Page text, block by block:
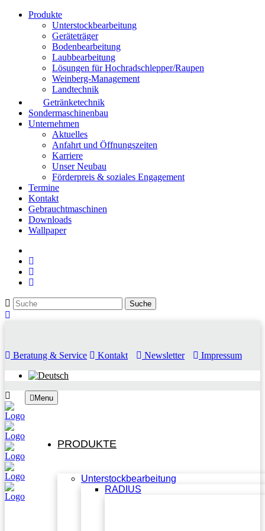
Produkte
Unterstockbearbeitung
Geräteträger
Bodenbearbeitung
Laubbearbeitung
Lösungen für Hochradschlepper/Raupen
Weinberg-Management
Landtechnik
Getränketechnik
Sondermaschinenbau
Unternehmen
Aktuelles
Anfahrt und Öffnungszeiten
Karriere
Unser Neubau
Förderpreis & soziales Engagement
Termine
Kontakt
Gebrauchtmaschinen
Downloads
Wallpaper
Beratung & Service Kontakt Newsletter Impressum
Menu
PRODUKTE
Unterstockbearbeitung
RADIUS